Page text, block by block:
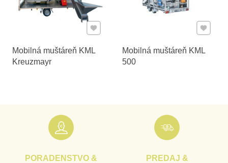
Mobilná muštáreň KML
Kreuzmayr
Pridať k Obľúbeným
Mobilná muštáreň KML
500
Pridať
PORADENSTVO &
PREDAJ &